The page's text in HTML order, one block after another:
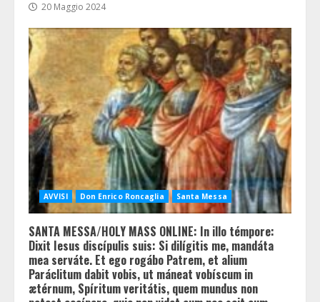
20 Maggio 2024
AVVISI Don Enrico Roncaglia Santa Messa
SANTA MESSA/HOLY MASS ONLINE: In illo témpore:
Dixit Iesus discípulis suis: Si dilígitis me, mandáta
mea serváte. Et ego rogábo Patrem, et alium
Paráclitum dabit vobis, ut máneat vobíscum in
ætérnum, Spíritum veritátis, quem mundus non